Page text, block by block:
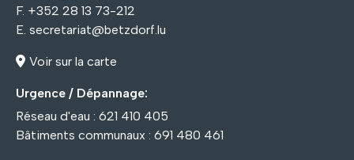
F. +352 28 13 73-212
E. secretariat@betzdorf.lu
Voir sur la carte
Urgence / Dépannage:
Réseau d'eau : 621 410 405
Bâtiments communaux : 691 480 461